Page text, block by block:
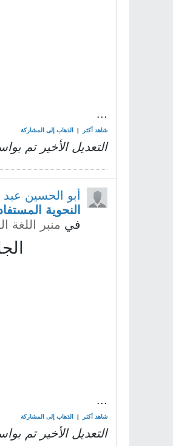
...
شاهد أكثر | الذهاب إلى المشاركة
التعديل الأخير تم
أبو الحسين
النحوية
في منبر اللغة
...
شاهد أكثر | الذهاب إلى المشاركة
التعديل الأخير تم